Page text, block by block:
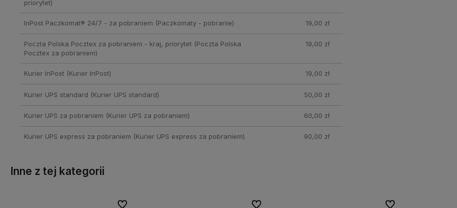
priorytet)
InPost Paczkomat® 24/7 - za pobraniem (Paczkomaty - pobranie) 19,00 zł
Poczta Polska Pocztex za pobraniem - kraj, priorytet(Poczta Polska
Pocztex za pobraniem)
19,00 zł
Kurier InPost(Kurier InPost) 19,00 zł
Kurier UPS standard (Kurier UPS standard) 50,00 zł
Kurier UPS za pobraniem (Kurier UPS za pobraniem) 60,00 zł
Kurier UPS express za pobraniem (Kurier UPS express za pobraniem) 90,00 zł
Inne z tej kategorii
Do ulubionych
Do ulubionych Do ulubionych
Do ulubionych Do ulubionych
Do ulubionych